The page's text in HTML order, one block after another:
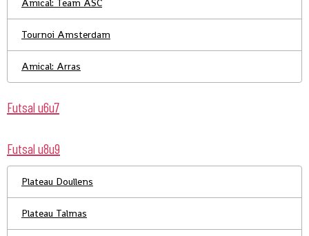
Amical: Team ASC
Tournoi Amsterdam
Amical: Arras
Futsal u6u7
Futsal u8u9
Plateau Doullens
Plateau Talmas